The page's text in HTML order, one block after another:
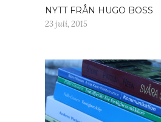
NYTT FRÅN HUGO BOSS
23 juli, 2015